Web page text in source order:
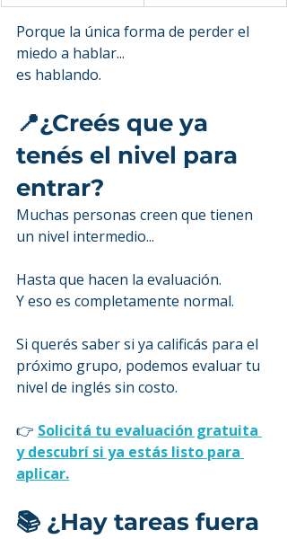
Porque la única forma de perder el
miedo a hablar...
es hablando.
📍¿Creés que ya
tenés el nivel para
entrar?
Muchas personas creen que tienen
un nivel intermedio...
Hasta que hacen la evaluación.
Y eso es completamente normal.
Si querés saber si ya calificás para el
próximo grupo, podemos evaluar tu
nivel de inglés sin costo.
👉 Solicitá tu evaluación gratuita
y descubrí si ya estás listo para
aplicar.
📚 ¿Hay tareas fuera